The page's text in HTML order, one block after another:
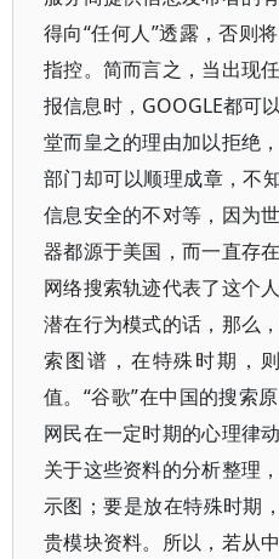
得向“任何人”透露，否则
指控。简而言之，当出现
报信息时，GOOGLE都可
堂而皇之的理由加以拒绝
部门却可以顺理成章，不
信息安全的不对等，因为
器都源于美国，而一直存
网络搜索轨迹代表了这个
潜在行为模式的话，那么
索图谱，在特殊时期，
值。“谷歌”在中国的搜索
网民在一定时期的心理律
关于这些资料的分析整理
示图；要是放在特殊时期
贵模块资料。所以，若从